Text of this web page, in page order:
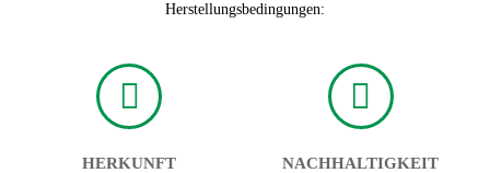
Herstellungsbedingungen:
HERKUNFT NACHHALTIGKEIT